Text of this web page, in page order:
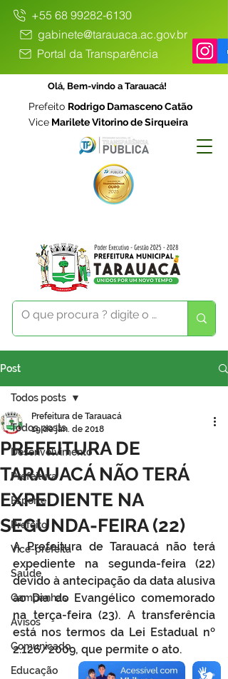
+55 68 99282-6130
gabinete@tarauaca.ac.gov.br
Portal da Transparência
Olá, Bem-vindo a Tarauacá!
Prefeito Rodrigo Damasceno Catão
Vice Marilete Vitorino de Sirqueira
Post
Todos posts
Desenvolvimento
Prefeitura
Esporte
Prefeito
Vice-prefeita
Saúde
Campanhas
Avisos
Comunicado
Educação
Todos posts
PREFEITURA DE
TARAUACÁ NÃO TERÁ
EXPEDIENTE NA
SEGUNDA-FEIRA (22)
Prefeitura de Tarauacá
19 de jan. de 2018
A Prefeitura de Tarauacá não terá
expediente na segunda-feira (22)
devido à antecipação da data alusiva
ao Dia do Evangélico comemorado
na terça-feira (23). A transferência
está nos termos da Lei Estadual nº
2.126/2009, que permite o ato.